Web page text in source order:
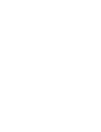
능
나
을
벨
가